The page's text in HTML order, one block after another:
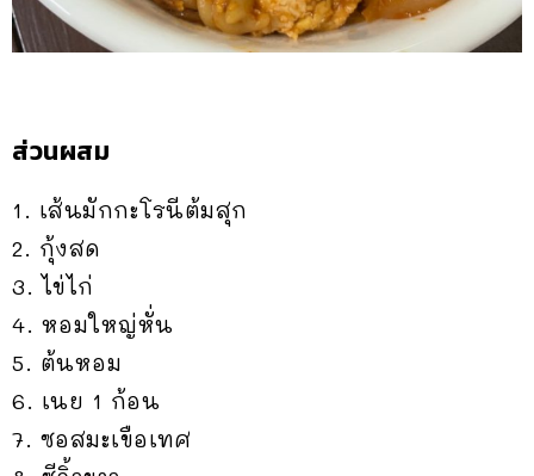
ส่วนผสม
1. เส้นมักกะโรนีต้มสุก
2. กุ้งสด
3. ไข่ไก่
4. หอมใหญ่หั่น
5. ต้นหอม
6. เนย 1 ก้อน
7. ซอสมะเขือเทศ